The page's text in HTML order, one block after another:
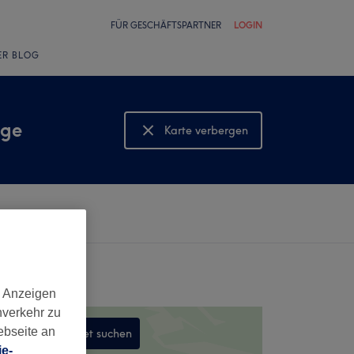
FÜR GESCHÄFTSPARTNER LOGIN
BLOG
Karte verbergen
Karte anzeigen
In diesem Gebiet suchen
zu
an